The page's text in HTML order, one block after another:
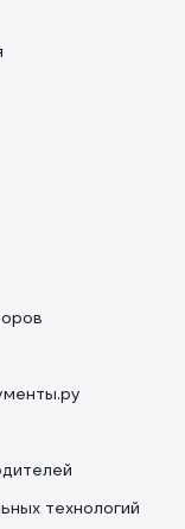
технологий